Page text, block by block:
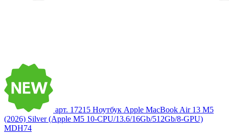
арт. 17215 Ноутбук Apple MacBook Air 13 M5
(2026) Silver (Apple M5 10-CPU/13.6/16Gb/512Gb/8-GPU)
MDH74